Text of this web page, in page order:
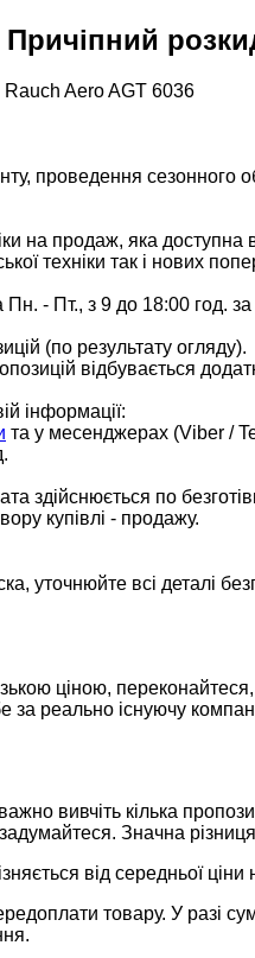
Rauch Aero AGT 6036
проведення сезонного
на продаж, яка
техніки так і нових
- Пт., з 9 до 18:00 год.
(по результату огляду).
відбувається
інформації:
та у месенджерах (Viber /
здійснюється по
купівлі - продажу.
уточнюйте всі деталі
ціною,
за реально існуючу
вивчіть кілька
Значна
від середньої ціни
товару. У разі